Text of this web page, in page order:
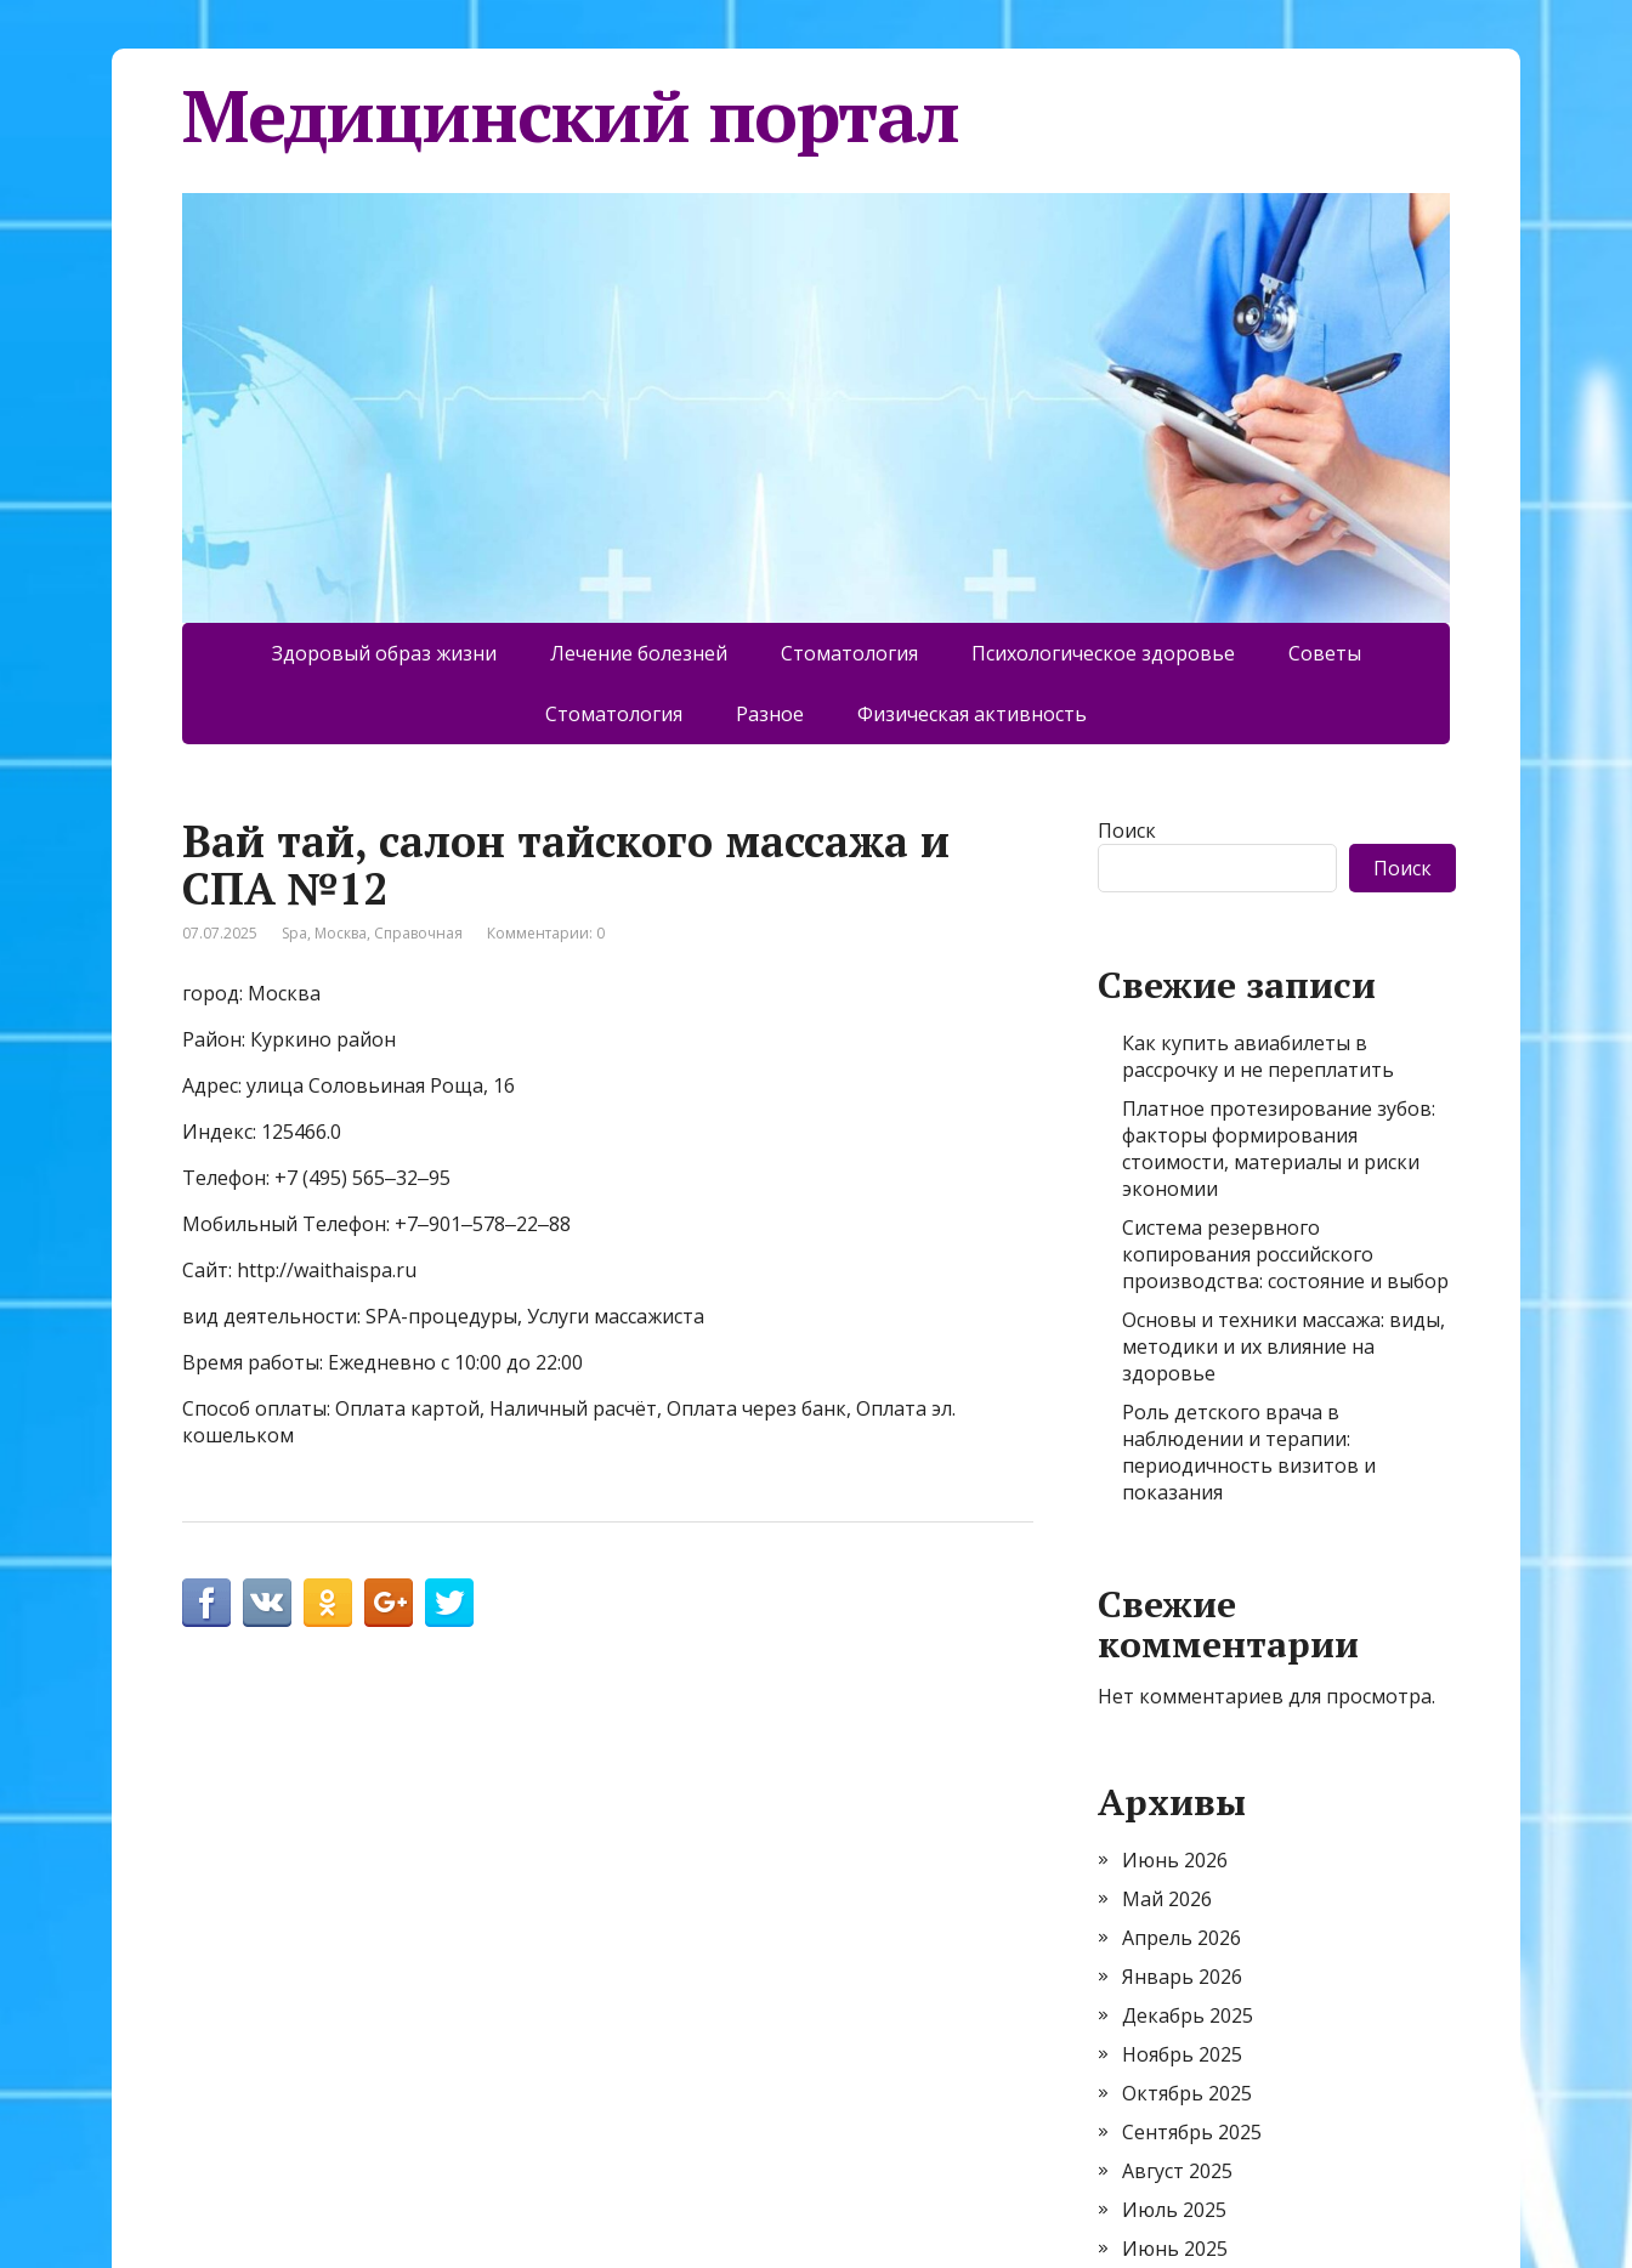
Медицинский портал
Здоровый образ жизни Лечение болезней Стоматология Психологическое здоровье Советы
Стоматология Разное Физическая активность
Вай тай, салон тайского массажа и
СПА №12
07.07.2025 Spa, Москва, Справочная Комментарии: 0
город: Москва
Район: Куркино район
Адрес: улица Соловьиная Роща, 16
Индекс: 125466.0
Телефон: +7 (495) 565‒32‒95
Мобильный Телефон: +7‒901‒578‒22‒88
Сайт: http://waithaispa.ru
вид деятельности: SPA-процедуры, Услуги массажиста
Время работы: Ежедневно с 10:00 до 22:00
Способ оплаты: Оплата картой, Наличный расчёт, Оплата через банк, Оплата эл.
кошельком
Поиск
Поиск
Свежие записи
Как купить авиабилеты в
рассрочку и не переплатить
Платное протезирование зубов:
факторы формирования
стоимости, материалы и риски
экономии
Система резервного
копирования российского
производства: состояние и выбор
Основы и техники массажа: виды,
методики и их влияние на
здоровье
Роль детского врача в
наблюдении и терапии:
периодичность визитов и
показания
Свежие
комментарии
Нет комментариев для просмотра.
Архивы
Июнь 2026
Май 2026
Апрель 2026
Январь 2026
Декабрь 2025
Ноябрь 2025
Октябрь 2025
Сентябрь 2025
Август 2025
Июль 2025
Июнь 2025